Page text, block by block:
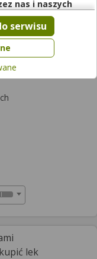
|
lek
nas i naszych
celach.
a wyrażoną
też wycofać
w niektórych
lub chcesz
narzędzi
serwisu